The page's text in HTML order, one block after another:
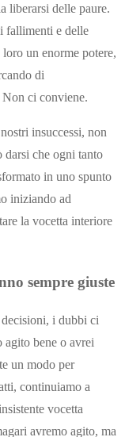
liberarsi delle paure.
fallimenti e delle
un enorme potere,
di
Non ci conviene.
insuccessi, non
darsi che ogni tanto
in uno spunto
iniziando ad
la vocetta interiore
sempre giuste
i dubbi ci
agito bene o avrei
un modo per
continuiamo a
vocetta
avremo agito, ma